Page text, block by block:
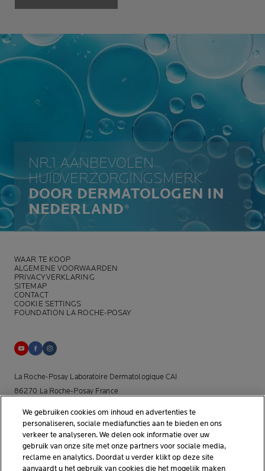
NR.1 AANBEVOLEN
HUIDVERZORGINGSMERK
DOOR DERMATOLOGEN IN
NEDERLAND*
WAAR TE KOOP
ALGEMENE VOORWAARDEN
PRIVACYVERKLARING
SITEMAP
CONTACT
COOKIE SETTINGS
FOUNDATION LA ROCHE-POSAY
La Roche-Posay Laboratoire Dermatologique CAI
86270 La Roche-Posay France
*Onderzoek uitgevoerd binnen de dermo-cosmetische
huidverzorgingsmarkt door APLUSA en haar partners van januari tot
april 2025, onder 56 dermatologen in Nederland.
We gebruiken cookies om inhoud en advertenties te
personaliseren, sociale mediafuncties aan te bieden en ons
verkeer te analyseren. We delen ook informatie over uw
gebruik van onze site met onze partners voor sociale media,
reclame en analytics. Doordat u verder klikt op deze site
aanvaardt u het gebruik van cookies die het mogelijk maken